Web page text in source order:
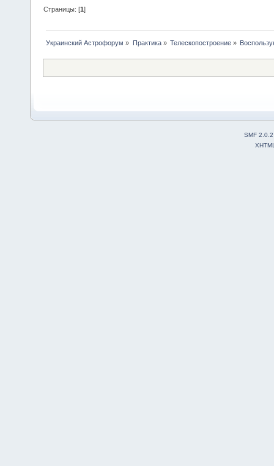
Страницы: [1]
Украинский Астрофорум » Практика» Телескопостроение»
SMF 2.0.2